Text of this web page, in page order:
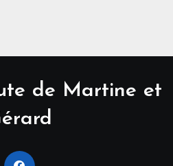
de Martine et